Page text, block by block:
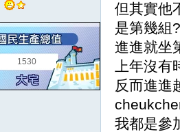
1530
但其實他
是第幾組
進進就坐
上年沒
反而進進
我都是參